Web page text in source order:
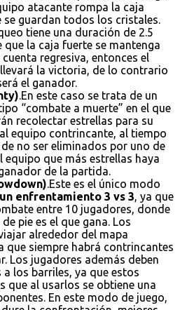
atacante rompa la caja
se guardan todos los cristales.
tiene una duración de 2.5
que la caja fuerte se mantenga
regresiva, entonces el
la victoria, de lo contrario
el ganador.
.En este caso se trata de un
“combate a muerte” en el que
recolectar estrellas para su
equipo contrincante, al tiempo
no ser eliminados por uno de
equipo que más estrellas haya
de la partida.
.Este es el único modo
enfrentamiento 3 vs 3, ya que
entre 10 jugadores, donde
pie es el que gana. Los
alrededor del mapa
que siempre habrá contrincantes
Los jugadores además deben
los barriles, ya que estos
que al usarlos se obtiene una
En este modo de juego,